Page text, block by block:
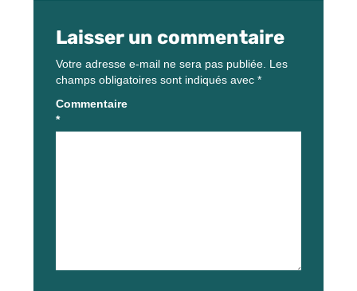
Laisser un commentaire
Votre adresse e-mail ne sera pas publiée. Les
champs obligatoires sont indiqués avec *
Commentaire
*